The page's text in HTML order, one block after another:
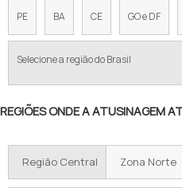
PE BA CE GO e DF
Selecione a região do Brasil
REGIÕES ONDE A ATUSINAGEM
Região Central Zona Norte